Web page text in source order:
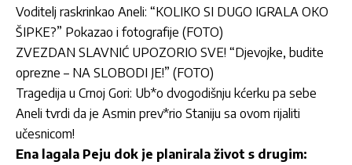
Voditelj raskrinkao Aneli: “KOLIKO SI DUGO IGRALA OKO
ŠIPKE?” Pokazao i fotografije (FOTO)
ZVEZDAN SLAVNIĆ UPOZORIO SVE! “Djevojke, budite
oprezne – NA SLOBODI JE!” (FOTO)
Tragedija u Crnoj Gori: Ub*o dvogodišnju kćerku pa sebe
Aneli tvrdi da je Asmin prev*rio Staniju sa ovom rijaliti
učesnicom!
Ena lagala Peju dok je planirala život s drugim: